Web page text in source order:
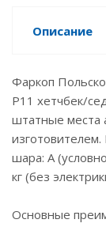
Описание
Фаркоп
P11 хетчбек/
штатные места
шара: А
кг (без
Основные